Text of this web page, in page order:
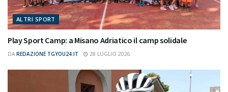
ALTRI SPORT
Play Sport Camp: a Misano Adriatico il camp solidale
DA REDAZIONE TGYOU24.IT 28 LUGLIO 2026